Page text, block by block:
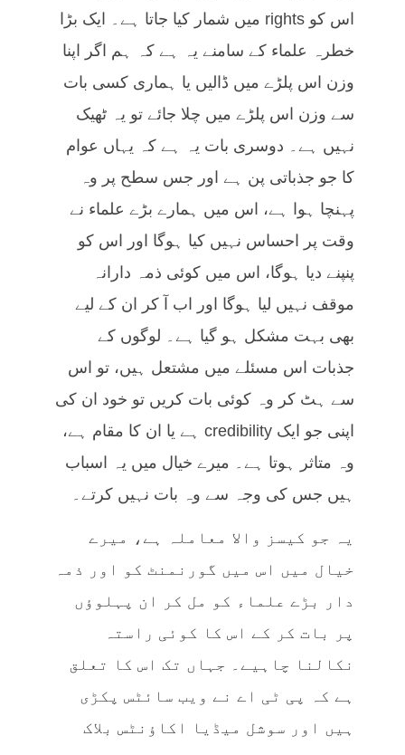
اس کو rights میں شمار کیا جاتا ہے۔ ایک بڑا
خطرہ علماء کے سامنے یہ ہے کہ ہم اگر اپنا
وزن اس پلڑے میں ڈالیں یا ہماری کسی بات
سے وزن اس پلڑے میں چلا جائے تو یہ ٹھیک
نہیں ہے۔ دوسری بات یہ ہے کہ یہاں عوام
کا جو جذباتی پن ہے اور جس سطح پر وہ
پہنچا ہوا ہے، اس میں ہمارے بڑے علماء نے
وقت پر احساس نہیں کیا ہوگا اور اس کو
پنپنے دیا ہوگا، اس میں کوئی ذمہ دارانہ
موقف نہیں لیا ہوگا اور اب آ کر ان کے لیے
بھی بہت مشکل ہو گیا ہے۔ لوگوں کے
جذبات اس مسئلے میں مشتعل ہیں، تو اس
سے ہٹ کر وہ کوئی بات کریں تو خود ان کی
اپنی جو ایک credibility ہے یا ان کا مقام ہے،
وہ متاثر ہوتا ہے۔ میرے خیال میں یہ اسباب
ہیں جس کی وجہ سے وہ بات نہیں کرتے۔
یہ جو کیسز والا معاملہ ہے، میرے
خیال میں اس میں گورنمنٹ کو اور ذمہ
دار بڑے علماء کو مل کر ان پہلوؤں
پر بات کر کے اس کا کوئی راستہ
نکالنا چاہیے۔ جہاں تک اس کا تعلق
ہے کہ پی ٹی اے نے ویب سائٹس پکڑی
ہیں اور سوشل میڈیا اکاؤنٹس بلاک